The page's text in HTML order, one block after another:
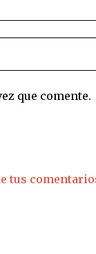
que comente.
tus